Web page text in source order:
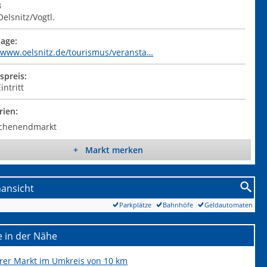
Vogtl.
tourismus/veransta…
+ Markt merken
Geldautomaten
Bahnhöfe
Parkplätze
in der Nähe
Markt im Umkreis von 10 km